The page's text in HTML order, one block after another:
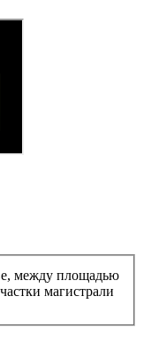
между площадью
магистрали